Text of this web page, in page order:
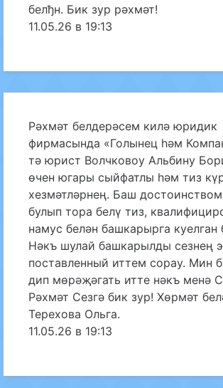
белђн. Бик зур рәхмәт!
11.05.26 в 19:13
Рәхмәт белдерәсем килә юридик
фирмасында «Голынец һәм
тә юрист Волчковоу Альбину
өчен югары сыйфатлы һәм тиз
хезмәтләрнең. Баш
булып тора белү тиз,
намус белән башкарырга куелган
Нәкъ шулай башкарылды сезнең
поставленный иттем сорау. Мин
дип мөрәҗәгать итте нәкъ менә
Рәхмәт Сезгә бик зур! Хөрмәт
Терехова Ольга.
11.05.26 в 19:13